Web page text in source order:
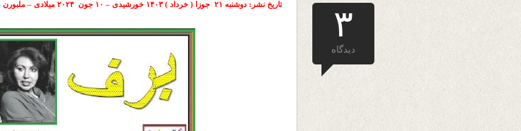
۳
دیدگاه
تاریخ نشر: دوشنبه ۲۱ جوزا ( خرداد ) ۱۴۰۳ خورشیدی – ۱۰ جون ۲۰۲۴ میلادی – ملبورن – آسترالیا